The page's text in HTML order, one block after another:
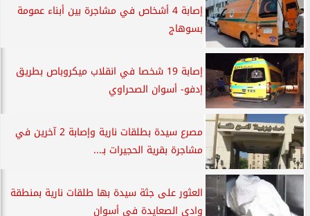
إصابة 4 أشخاص في مشاجرة بين أبناء عمومة
بسوهاج
إصابة 19 شخصا في انقلاب ميكروباص بطريق
إدفو- أسوان الصحراوي
مصرع سيدة بطلقات نارية وإصابة 2 آخرين في
مشاجرة بقرية الحجيرات بـ...
العثور على جثة سيدة بها طلقات نارية بمنطقة
وادي الصعايدة في أسوان